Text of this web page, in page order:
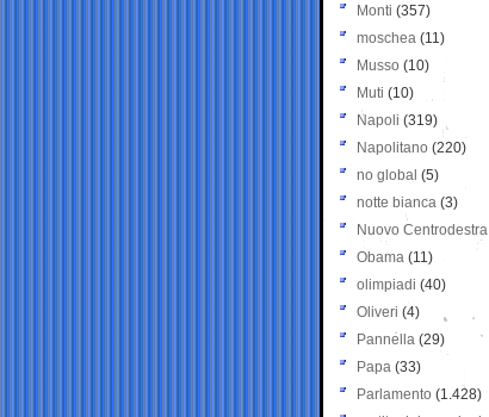
Monti (357)
moschea (11)
Musso (10)
Muti (10)
Napoli (319)
Napolitano (220)
no global (5)
notte bianca (3)
Nuovo Centrodestra
Obama (11)
olimpiadi (40)
Oliveri (4)
Pannella (29)
Papa (33)
Parlamento (1.428)